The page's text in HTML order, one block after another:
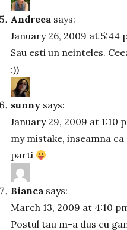
Andreea says:
January 26, 2009 at 5:44
Sau esti un neinteles.
:))
sunny says:
January 29, 2009 at 1:10
my mistake, inseamna
parti
Bianca says:
March 13, 2009 at 4:10
Postul tau m-a dus cu